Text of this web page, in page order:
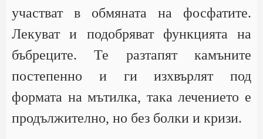
участват в обмяната на фосфатите.
Лекуват и подобряват функцията на
бъбреците. Те разтапят камъните
постепенно и ги изхвърлят под
формата на мътилка, така лечението е
продължително, но без болки и кризи.